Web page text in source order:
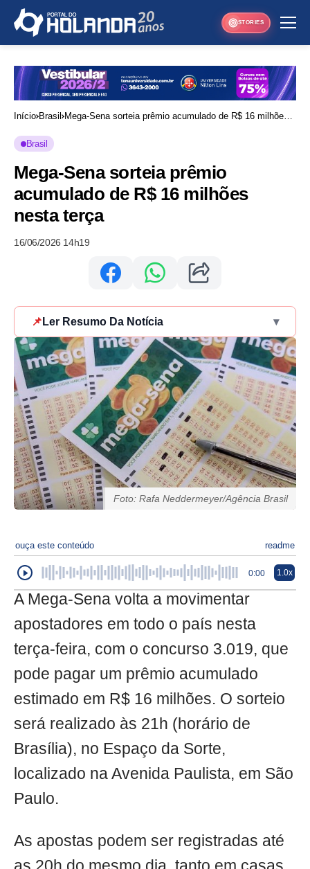
STORIES
Início Brasil
Mega-Sena sorteia prêmio acumulado de R$ 16 milhões
Brasil
Mega-Sena sorteia prêmio
acumulado de R$ 16 milhões
nesta terça
16/06/2026 14h19
📌 Ler Resumo Da Notícia ▾
Foto: Rafa Neddermeyer/Agência Brasil
ouça este conteúdo readme
0:00 1.0x
A Mega-Sena volta a movimentar
apostadores em todo o país nesta
terça-feira, com o concurso 3.019, que
pode pagar um prêmio acumulado
estimado em R$ 16 milhões. O sorteio
será realizado às 21h (horário de
Brasília), no Espaço da Sorte,
localizado na Avenida Paulista, em São
Paulo.
As apostas podem ser registradas até